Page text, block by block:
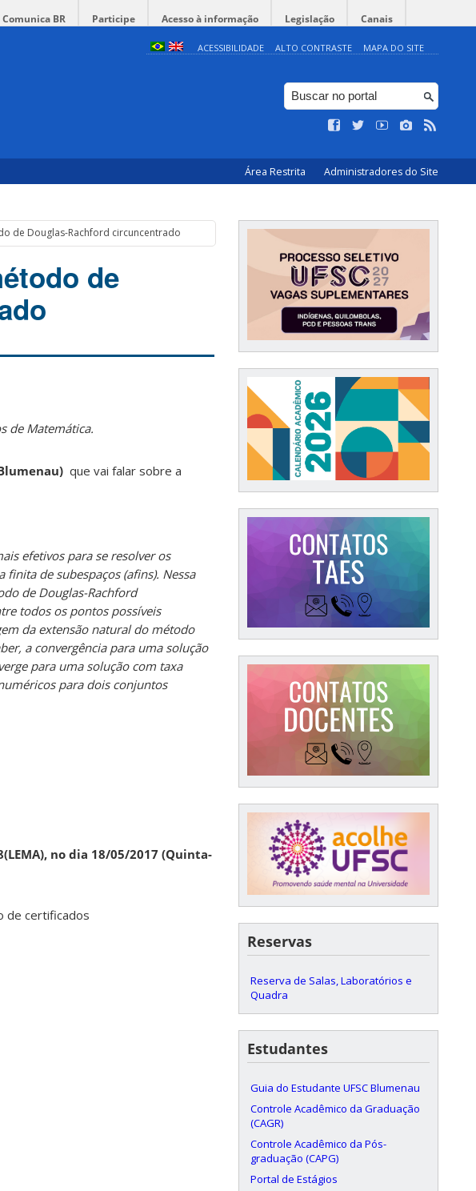
Comunica BR Participe Acesso à informação Legislação Canais
ACESSIBILIDADE ALTO CONTRASTE MAPA DO SITE
Área Restrita Administradores do Site
de Douglas-Rachford circuncentrado
de
de Matemática.
que vai falar sobre a
efetivos para se resolver os
de subespaços (afins). Nessa
de Douglas-Rachford
todos os pontos possíveis
da extensão natural do método
a convergência para uma solução
para uma solução com taxa
para dois conjuntos
no dia 18/05/2017 (Quinta-
de certificados
Reservas
Reserva de Salas, Laboratórios e
Quadra
Estudantes
Guia do Estudante UFSC Blumenau
Controle Acadêmico da Graduação
(CAGR)
Controle Acadêmico da Pós-
graduação (CAPG)
Portal de Estágios